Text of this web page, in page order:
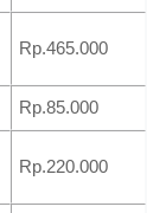
Rp.465.000
Rp.85.000
Rp.220.000